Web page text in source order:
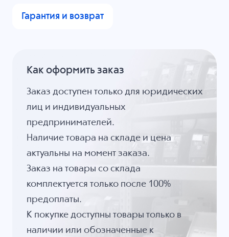
Гарантия и возврат
Как оформить заказ
Заказ доступен только для юридических
лиц и индивидуальных
предпринимателей.
Наличие товара на складе и цена
актуальны на момент заказа.
Заказ на товары со склада
комплектуется только после 100%
предоплаты.
К покупке доступны товары только в
наличии или обозначенные к